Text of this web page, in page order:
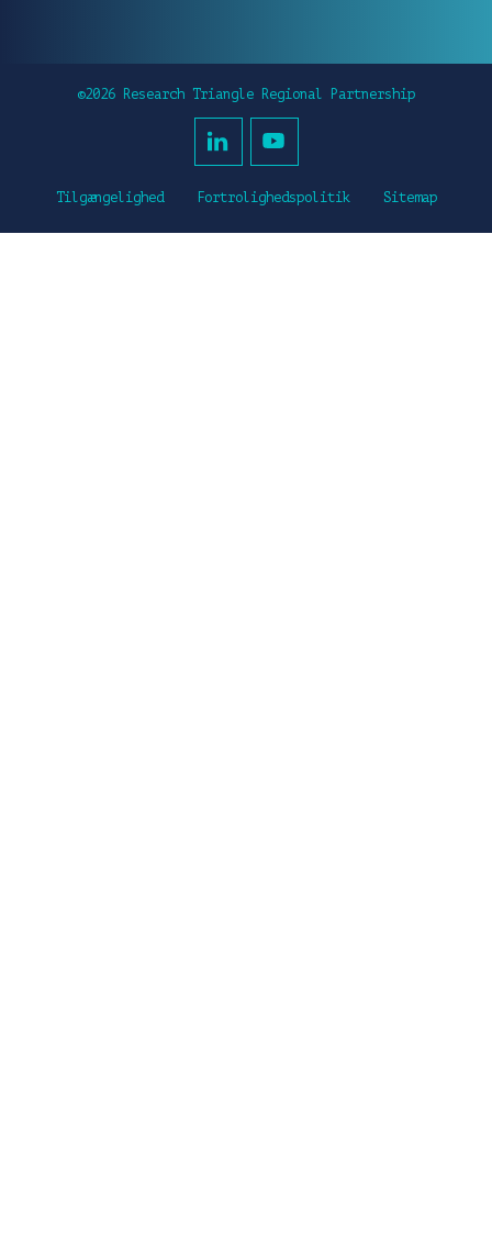
©2026 Research Triangle Regional Partnership
Tilgængelighed Fortrolighedspolitik Sitemap